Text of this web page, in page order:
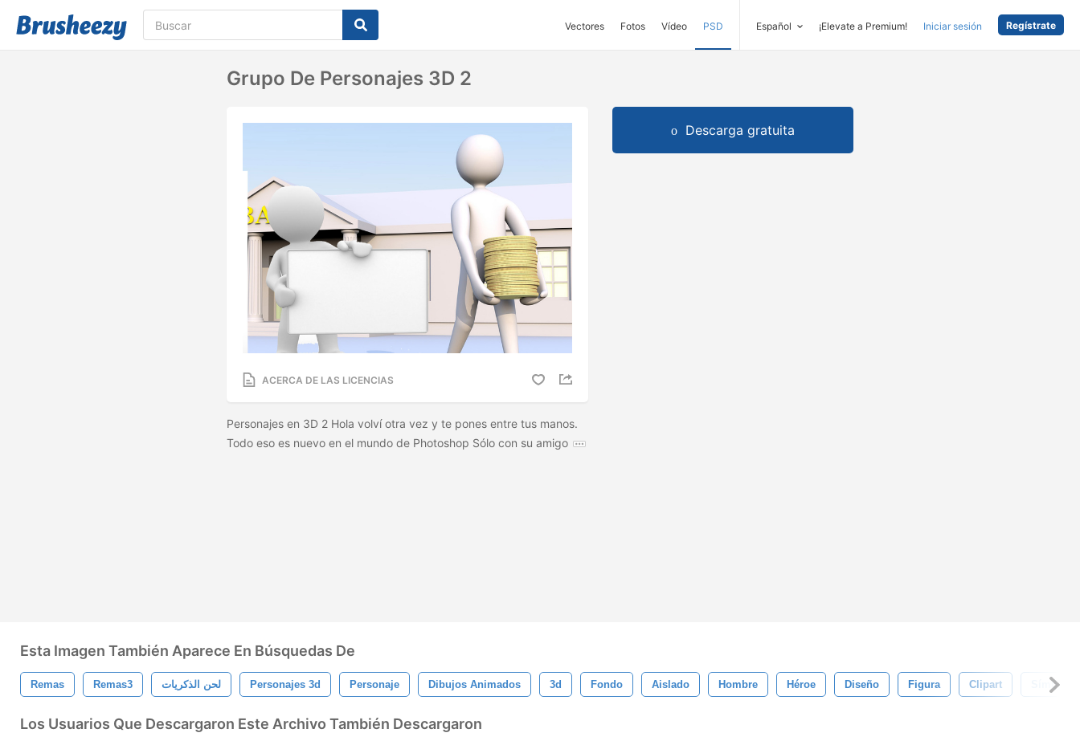
Vectores Fotos Vídeo PSD Español ¡Elevate a Premium! Iniciar sesión Regístrate
Grupo De Personajes 3D 2
ACERCA DE LAS LICENCIAS
Personajes en 3D 2 Hola volví otra vez y te pones entre tus manos.
Todo eso es nuevo en el mundo de Photoshop Sólo con su amigo
Descarga gratuita
Esta Imagen También Aparece En Búsquedas De
Remas Remas3 لحن الذكريات Personajes 3d Personaje Dibujos Animados 3d Fondo Aislado Hombre Héroe Diseño Figura Clipart Símbolo
Los Usuarios Que Descargaron Este Archivo También Descargaron